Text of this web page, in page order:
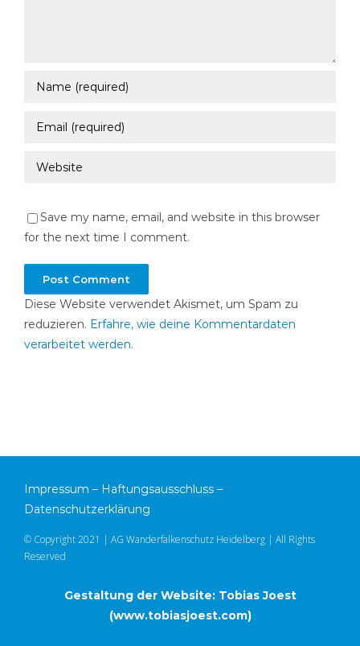
Save my name, email, and website in this browser
for the next time I comment.
Diese Website verwendet Akismet, um Spam zu
reduzieren. Erfahre, wie deine Kommentardaten
verarbeitet werden.
Impressum – Haftungsausschluss –
Datenschutzerklärung
© Copyright 2021 | AG Wanderfalkenschutz Heidelberg | All Rights
Reserved
Gestaltung der Website: Tobias Joest
(www.tobiasjoest.com)